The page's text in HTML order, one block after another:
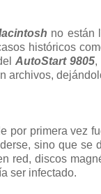
no están
históricos
AutoStart 9805,
archivos,
por primera vez
sino que se
red, discos
ser infectado.